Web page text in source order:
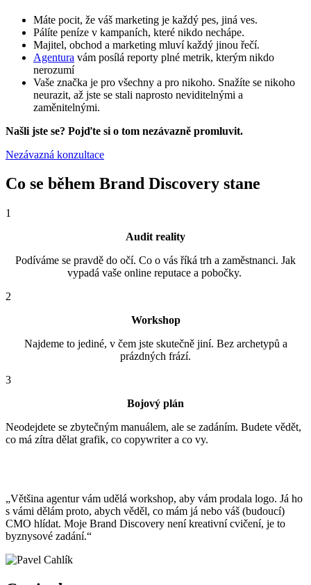
Máte pocit, že váš marketing je každý pes, jiná ves.
Pálíte peníze v kampaních, které nikdo nechápe.
Majitel, obchod a marketing mluví každý jinou řečí.
Agentura vám posílá reporty plné metrik, kterým nikdo
nerozumí
Vaše značka je pro všechny a pro nikoho. Snažíte se nikoho
neurazit, až jste se stali naprosto neviditelnými a
zaměnitelnými.
Našli jste se? Pojďte si o tom nezávazně promluvit.
Nezávazná konzultace
Co se během Brand Discovery stane
1
Audit reality
Podíváme se pravdě do očí. Co o vás říká trh a zaměstnanci. Jak
vypadá vaše online reputace a pobočky.
2
Workshop
Najdeme to jediné, v čem jste skutečně jiní. Bez archetypů a
prázdných frází.
3
Bojový plán
Neodejdete se zbytečným manuálem, ale se zadáním. Budete vědět,
co má zítra dělat grafik, co copywriter a co vy.
„Většina agentur vám udělá workshop, aby vám prodala logo. Já ho
s vámi dělám proto, abych věděl, co mám já nebo váš (budoucí)
CMO hlídat. Moje Brand Discovery není kreativní cvičení, je to
byznysové zadání.“